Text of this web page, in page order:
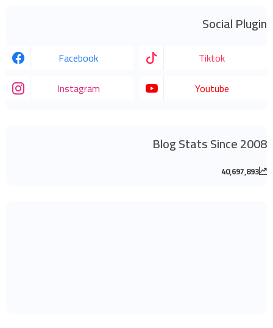
Social Plugin
Facebook
Tiktok
Instagram
Youtube
Blog Stats Since 2008
40,697,893